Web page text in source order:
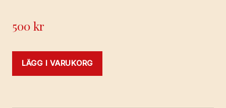
500kr
LÄGG I VARUKORG